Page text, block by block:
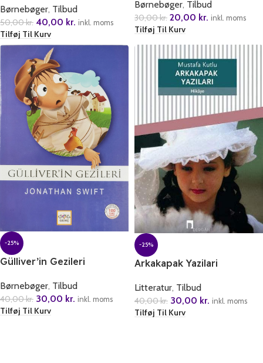
Hikayeler
Børnebøger, Tilbud
50,00kr. 40,00 kr. inkl. moms
Tilføj Til Kurv
Børnebøger, Tilbud
30,00kr. 20,00 kr. inkl. moms
Tilføj Til Kurv
-25%
Gülliver’in Gezileri
Børnebøger, Tilbud
40,00kr. 30,00 kr. inkl. moms
Tilføj Til Kurv
-25%
Arkakapak Yazilari
Litteratur, Tilbud
40,00kr. 30,00 kr. inkl. moms
Tilføj Til Kurv